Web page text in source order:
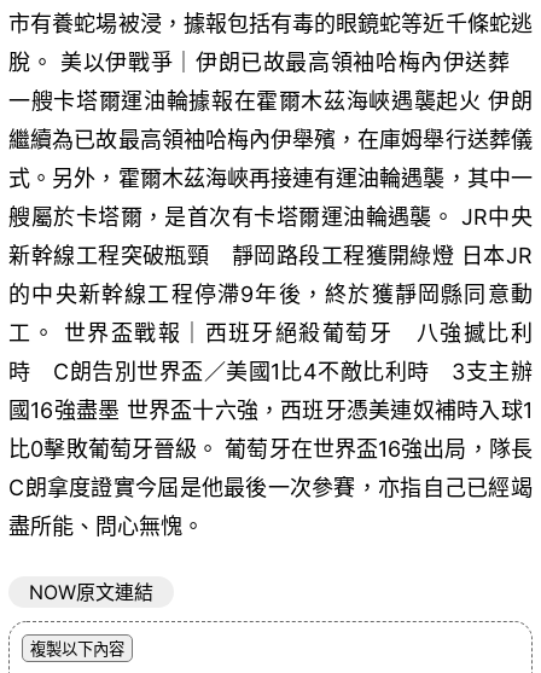
市有養蛇場被浸，據報包括有毒的眼鏡蛇等近千條蛇逃
脫。 美以伊戰爭｜伊朗已故最高領袖哈梅內伊送葬
一艘卡塔爾運油輪據報在霍爾木茲海峽遇襲起火 伊朗
繼續為已故最高領袖哈梅內伊舉殯，在庫姆舉行送葬儀
式。另外，霍爾木茲海峽再接連有運油輪遇襲，其中一
艘屬於卡塔爾，是首次有卡塔爾運油輪遇襲。 JR中央
新幹線工程突破瓶頸 靜岡路段工程獲開綠燈 日本JR
的中央新幹線工程停滯9年後，終於獲靜岡縣同意動
工。 世界盃戰報｜西班牙絕殺葡萄牙 八強撼比利
時 C朗告別世界盃／美國1比4不敵比利時 3支主辦
國16強盡墨 世界盃十六強，西班牙憑美連奴補時入球1
比0擊敗葡萄牙晉級。 葡萄牙在世界盃16強出局，隊長
C朗拿度證實今屆是他最後一次參賽，亦指自己已經竭
盡所能、問心無愧。
NOW原文連結